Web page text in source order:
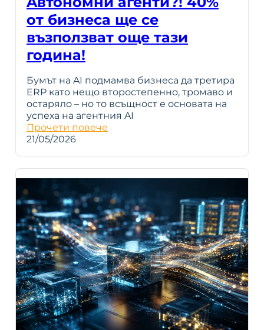
от бизнеса ще се
възползват още тази
година!
Бумът на AI подмамва бизнеса да третира
ERP като нещо второстепенно, тромаво и
остаряло – но то всъщност е основата на
успеха на агентния AI
Прочети повече
21/05/2026